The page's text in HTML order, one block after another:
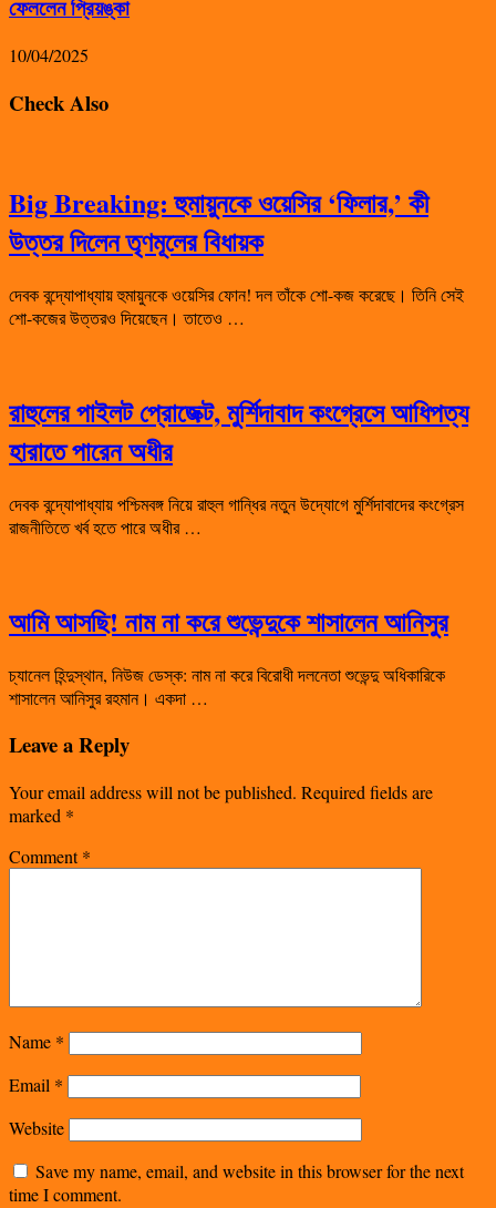
ফেললেন প্রিয়ঙ্কা
10/04/2025
Check Also
Big Breaking: হুমায়ুনকে ওয়েসির ‘ফিলার,’ কী
উত্তর দিলেন তৃণমূলের বিধায়ক
দেবক বন্দ্যোপাধ্যায় হুমায়ুনকে ওয়েসির ফোন! দল তাঁকে শো-কজ করেছে। তিনি সেই
শো-কজের উত্তরও দিয়েছেন। তাতেও …
রাহুলের পাইলট প্রোজেক্ট, মুর্শিদাবাদ কংগ্রেসে আধিপত্য
হারাতে পারেন অধীর
দেবক বন্দ্যোপাধ্যায় পশ্চিমবঙ্গ নিয়ে রাহুল গান্ধির নতুন উদ্যোগে মুর্শিদাবাদের কংগ্রেস
রাজনীতিতে খর্ব হতে পারে অধীর …
আমি আসছি! নাম না করে শুভেন্দুকে শাসালেন আনিসুর
চ্যানেল হিন্দুস্থান, নিউজ ডেস্ক: নাম না করে বিরোধী দলনেতা শুভেন্দু অধিকারিকে
শাসালেন আনিসুর রহমান। একদা …
Leave a Reply
Your email address will not be published. Required fields are
marked *
Comment*
Name *
Email *
Website
Save my name, email, and website in this browser for the next
time I comment.